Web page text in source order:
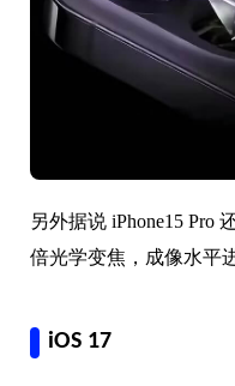
另外据说 iPhone15 Pro
倍光学变焦，成像水平
iOS 17